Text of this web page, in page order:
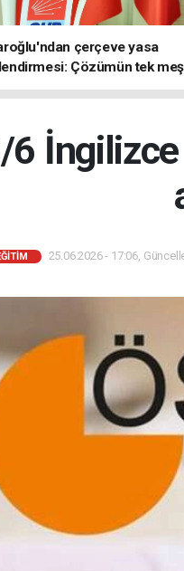
çerçeve yasa
Çözümün tek
TBMM'dir
25.06.2026 - 17:06,